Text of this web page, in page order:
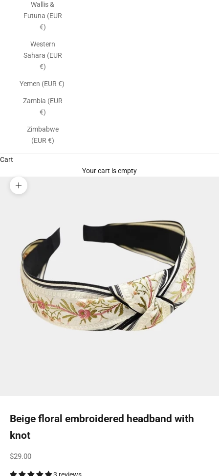
Wallis &
Futuna (EUR
€)
Western
Sahara (EUR
€)
Yemen (EUR €)
Zambia (EUR
€)
Zimbabwe
(EUR €)
Cart
Your cart is empty
Zoom picture
Beige floral embroidered headband with
knot
Sale price
$29.00